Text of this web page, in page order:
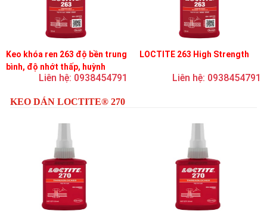
Keo khóa ren 263 độ bền trung
bình, độ nhớt thấp, huỳnh
Liên hệ: 0938454791
LOCTITE 263 High Strength
Liên hệ: 0938454791
KEO DÁN LOCTITE® 270